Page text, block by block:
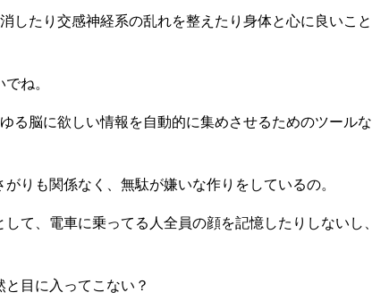
したり交感神経系の乱れを整えたり身体と心に良いこと
ね。
る脳に欲しい情報を自動的に集めさせるためのツールな
りも関係なく、無駄が嫌いな作りをしているの。
て、電車に乗ってる人全員の顔を記憶したりしないし、
目に入ってこない？